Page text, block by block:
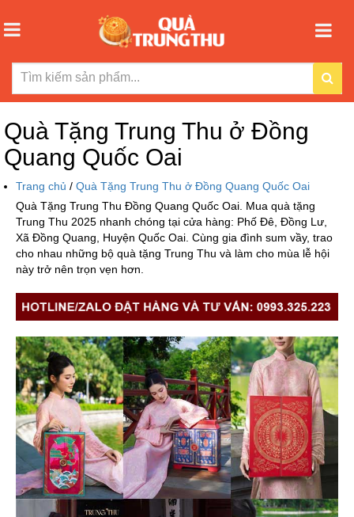
Quà Tặng Trung Thu ở Đồng
Quang Quốc Oai
Trang chủ / Quà Tặng Trung Thu ở Đồng Quang Quốc Oai
Quà Tặng Trung Thu Đồng Quang Quốc Oai. Mua quà tặng
Trung Thu 2025 nhanh chóng tại cửa hàng: Phố Đê, Đồng Lư,
Xã Đồng Quang, Huyện Quốc Oai. Cùng gia đình sum vầy, trao
cho nhau những bộ quà tặng Trung Thu và làm cho mùa lễ hội
này trở nên trọn vẹn hơn.